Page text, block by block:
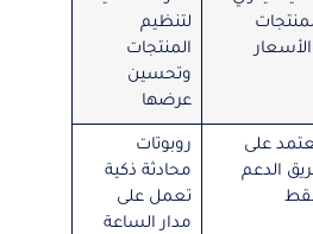
لتنظيم
المنتجات
وتحسين
عرضها
على
الدعم
روبوتات
محادثة ذكية
تعمل على
مدار الساعة